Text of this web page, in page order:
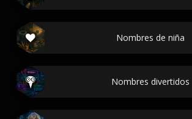
Nombres de niña
Nombres divertidos